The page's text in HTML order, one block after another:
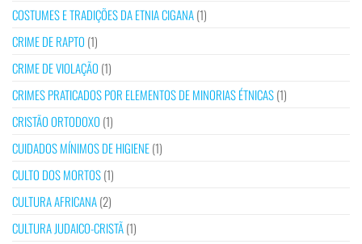
COSTUMES E TRADIÇÕES DA ETNIA CIGANA(1)
CRIME DE RAPTO (1)
CRIME DE VIOLAÇÃO (1)
CRIMES PRATICADOS POR ELEMENTOS DE MINORIAS ÉTNICAS(1)
CRISTÃO ORTODOXO (1)
CUIDADOS MÍNIMOS DE HIGIENE(1)
CULTO DOS MORTOS(1)
CULTURA AFRICANA(2)
CULTURA JUDAICO-CRISTÃ(1)